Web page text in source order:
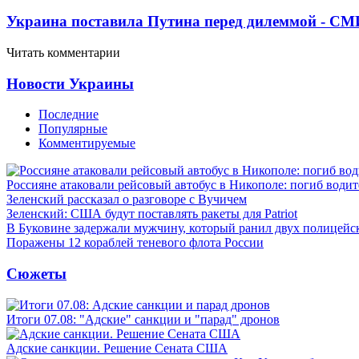
Украина поставила Путина перед дилеммой -
Читать комментарии
Новости Украины
Последние
Популярные
Комментируемые
Россияне атаковали рейсовый автобус в Никополе: погиб
Зеленский рассказал о разговоре с Вучичем
Зеленский: США будут поставлять ракеты для Patriot
В Буковине задержали мужчину, который ранил двух
Поражены 12 кораблей теневого флота России
Сюжеты
Итоги 07.08: "Адские" санкции и "парад" дронов
Адские санкции. Решение Сената США